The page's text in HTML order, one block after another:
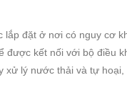
lắp đặt ở nơi có nguy cơ
kết nối với bộ
lý nước thải và tự